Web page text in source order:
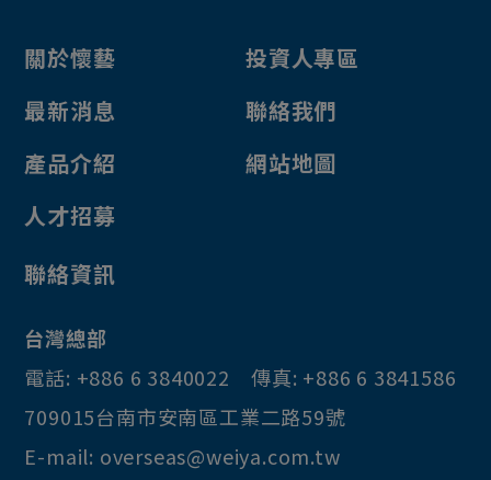
轉換卡
電子元件
檯子鎖
擋片鎖
電源開關鎖
投幣口
鋁框鐵門
彩票機 彩票
PCB固定柱
關於懷藝
最新消息
產品介紹
人才招募
投資人專區
聯絡我們
網站地圖
聯絡資訊
台灣總部
電話: +886 6 3840022 傳真: +886 6 3841586
709015台南市安南區工業二路59號
E-mail: overseas@weiya.com.tw